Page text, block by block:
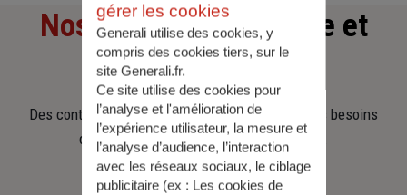
Nos offresd'assurance et
d'épargne
Des contrats clairs et flexibles pour sécuriser vos besoins
d’aujourd’hui et anticiper ceux de demain.
gérer les cookies
Generali utilise des cookies, y
compris des cookies tiers, sur le
site Generali.fr.
Ce site utilise des cookies pour
l’analyse et l'amélioration de
l’expérience utilisateur, la mesure et
l’analyse d’audience, l’interaction
avec les réseaux sociaux, le ciblage
publicitaire (ex : Les cookies de